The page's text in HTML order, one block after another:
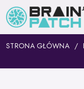
STRONA GŁÓWNA